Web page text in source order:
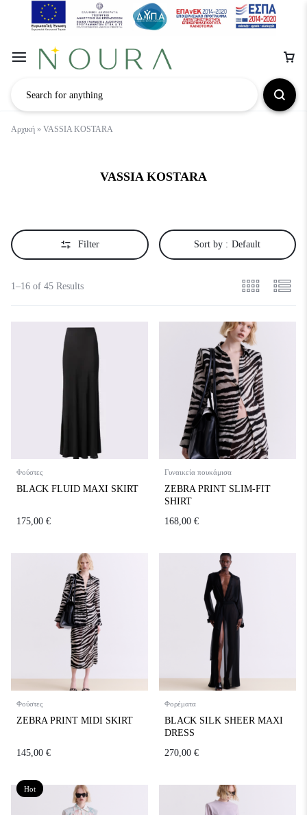
Αρχική » VASSIA KOSTARA
VASSIA KOSTARA
Filter Sort by : Default
1–16 of 45 Results
Φούστες
BLACK FLUID MAXI SKIRT
175,00 €
Γυναικεία πουκάμισα
ZEBRA PRINT SLIM-FIT
SHIRT
168,00 €
Φούστες
ZEBRA PRINT MIDI SKIRT
145,00 €
Φορέματα
BLACK SILK SHEER MAXI
DRESS
270,00 €
Hot